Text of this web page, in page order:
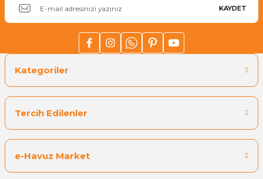
KAYDET
Kategoriler
Tercih Edilenler
e-Havuz Market